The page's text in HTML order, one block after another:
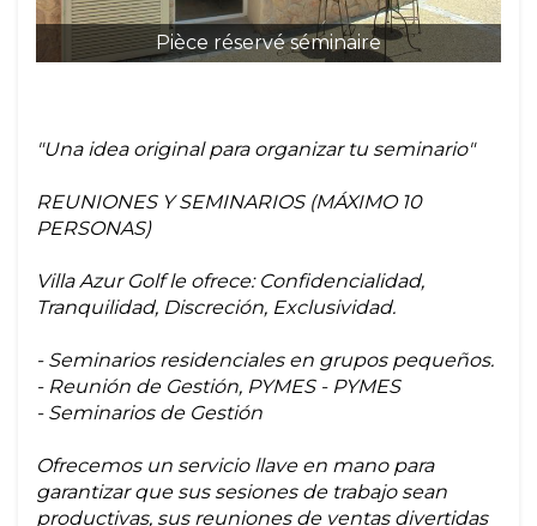
Pièce réservé séminaire
"Una idea original para organizar tu seminario"
REUNIONES Y SEMINARIOS (MÁXIMO 10
PERSONAS)
Villa Azur Golf le ofrece: Confidencialidad,
Tranquilidad, Discreción, Exclusividad.
- Seminarios residenciales en grupos pequeños.
- Reunión de Gestión, PYMES - PYMES
- Seminarios de Gestión
Ofrecemos un servicio llave en mano para
garantizar que sus sesiones de trabajo sean
productivas, sus reuniones de ventas divertidas